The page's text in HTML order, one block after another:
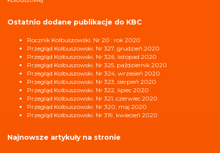
Ostatnio dodane publikacje do KBC
Rocznik Kolbuszowski. Nr 20 : rok 2020
Przegląd Kolbuszowski. Nr 327, grudzień 2020
Przegląd Kolbuszowski. Nr 326, listopad 2020
Przegląd Kolbuszowski. Nr 325, październik 2020
Przegląd Kolbuszowski. Nr 324, wrzesień 2020
Przegląd Kolbuszowski. Nr 323, sierpień 2020
Przegląd Kolbuszowski. Nr 322, lipiec 2020
Przegląd Kolbuszowski. Nr 321, czerwiec 2020
Przegląd Kolbuszowski. Nr 320, maj 2020
Przegląd Kolbuszowski. Nr 319, kwiecień 2020
Najnowsze artykuły na stronie